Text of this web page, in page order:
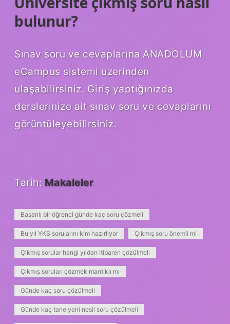
bulunur?
Sınav soru ve cevaplarına ANADOLUM
eCampus sistemi üzerinden
ulaşabilirsiniz. Giriş yaptığınızda
derslerinize ait sınav soru ve cevaplarını
görüntüleyebilirsiniz.
Tarih: Makaleler
Başarılı bir öğrenci günde kaç soru çözmeli
Bu yıl YKS sorularını kim hazırlıyor Çıkmış soru önemli mi
Çıkmış sorular hangi yıldan itibaren çözülmeli
Çıkmış soruları çözmek mantıklı mı
Günde kaç soru çözülmeli
Günde kaç tane yeni nesil soru çözülmeli